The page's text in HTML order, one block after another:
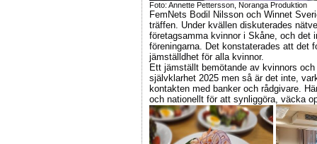
Foto: Annette Pettersson, Noranga Produktion
FemNets Bodil Nilsson och Winnet
träffen. Under kvällen diskuterades
företagsamma kvinnor i Skåne, och det
föreningarna. Det konstaterades att det
jämställdhet för alla kvinnor.
Ett jämställt bemötande av kvinnors
självklarhet 2025 men så är det inte,
kontakten med banker och rådgivare.
och nationellt för att synliggöra, väcka